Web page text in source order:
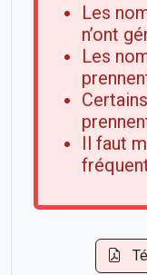
Les
n’ont
Les
Il faut